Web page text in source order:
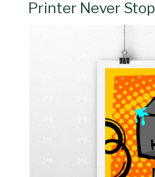
Printer Never Stop